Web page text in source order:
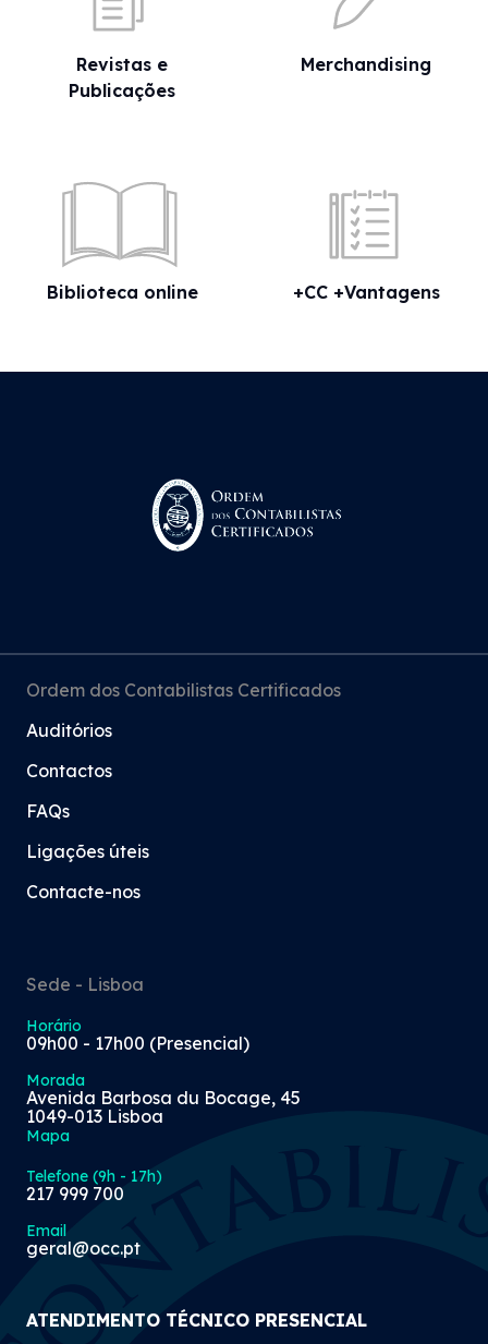
Revistas e
Publicações
Merchandising
Biblioteca online +CC +Vantagens
Ordem dos Contabilistas Certificados
Auditórios
Contactos
FAQs
Ligações úteis
Contacte-nos
Sede - Lisboa
Horário
09h00 - 17h00 (Presencial)
Morada
Avenida Barbosa du Bocage, 45
1049-013 Lisboa
Mapa
Telefone (9h - 17h)
217 999 700
Email
geral@occ.pt
ATENDIMENTO TÉCNICO PRESENCIAL